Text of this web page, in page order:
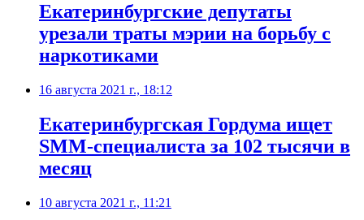
​Екатеринбургские депутаты
урезали траты мэрии на борьбу с
наркотиками
16 августа 2021 г., 18:12
​Екатеринбургская Гордума ищет
SMM-специалиста за 102 тысячи в
месяц
10 августа 2021 г., 11:21